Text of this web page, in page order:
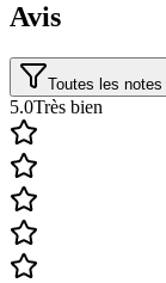
Avis
Toutes les notes
5.0Très bien